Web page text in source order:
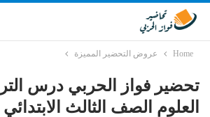
Home عروض التحضير المميزة
تحضير فواز الحربي درس
العلوم الصف الثالث